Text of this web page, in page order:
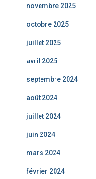
novembre 2025
octobre 2025
juillet 2025
avril 2025
septembre 2024
août 2024
juillet 2024
juin 2024
mars 2024
février 2024